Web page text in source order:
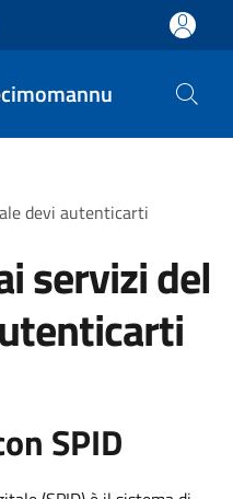
devi autenticarti
servizi del
SPID